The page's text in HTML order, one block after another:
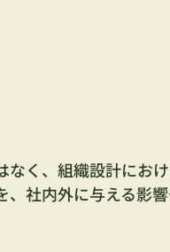
なく、組織設計にお
、社内外に与える影